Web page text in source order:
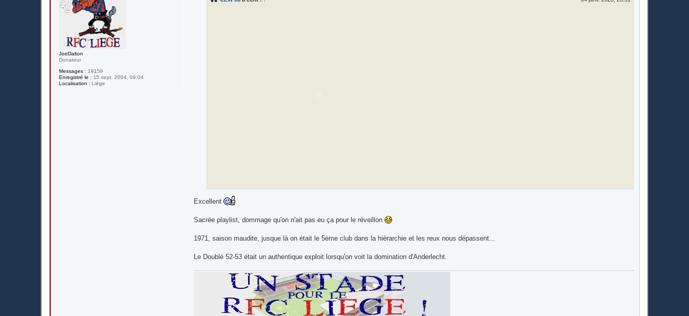
JoeDalton
Donateur
Messages : 19159
Enregistré le : 15 sept. 2004, 09:04
Localisation : Liège
Excellent
Sacrée playlist, dommage qu'on n'ait pas eu ça pour le réveillon
1971, saison maudite, jusque là on était le 5ème club dans la hiérarchie et les reux nous dépassent...
Le Doublé 52-53 était un authentique exploit lorsqu'on voit la domination d'Anderlecht.